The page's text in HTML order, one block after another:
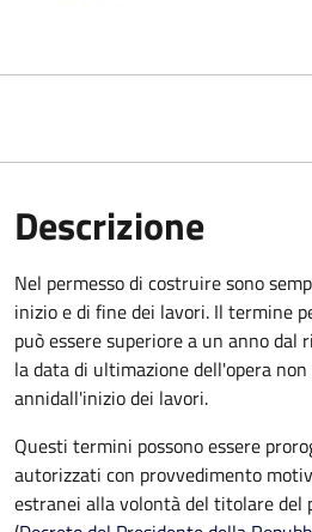
Descrizione
Nel permesso di costruire sono
inizio e di fine dei lavori. Il termine
può essere superiore a un anno
la data di ultimazione dell'opera
annidall'inizio dei lavori.
Questi termini possono essere
autorizzati con provvedimento
estranei alla volontà del titolare del